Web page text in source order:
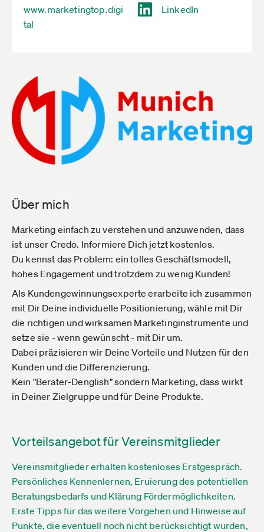
www.marketingtop.digi
tal
LinkedIn
Über mich
Marketing einfach zu verstehen und anzuwenden, dass
ist unser Credo. Informiere Dich jetzt kostenlos.
Du kennst das Problem: ein tolles Geschäftsmodell,
hohes Engagement und trotzdem zu wenig Kunden!
Als Kundengewinnungsexperte erarbeite ich zusammen
mit Dir Deine individuelle Positionierung, wähle mit Dir
die richtigen und wirksamen Marketinginstrumente und
setze sie - wenn gewünscht - mit Dir um.
Dabei präzisieren wir Deine Vorteile und Nutzen für den
Kunden und die Differenzierung.
Kein "Berater-Denglish" sondern Marketing, dass wirkt
in Deiner Zielgruppe und für Deine Produkte.
Vorteilsangebot für Vereinsmitglieder
Vereinsmitglieder erhalten kostenloses Erstgespräch.
Persönliches Kennenlernen, Eruierung des potentiellen
Beratungsbedarfs und Klärung Fördermöglichkeiten.
Erste Tipps für das weitere Vorgehen und Hinweise auf
Punkte, die eventuell noch nicht berücksichtigt wurden,